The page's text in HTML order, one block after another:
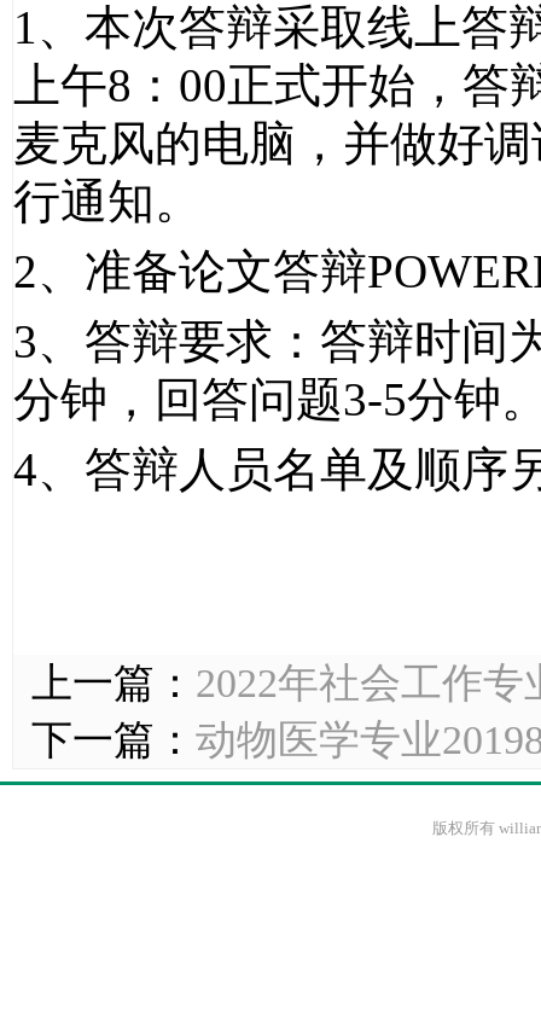
1、本次答辩采取线上答
上午8 ： 00正式开始，答
麦克风的电脑，并做好
行通知。
2、准备论文答辩
3、答辩要求：答辩时间
分钟，回答问题3-5分钟
4、答辩人员名单及顺序
上一篇： 2022年社会工作
下一篇： 动物医学专业
版权所有